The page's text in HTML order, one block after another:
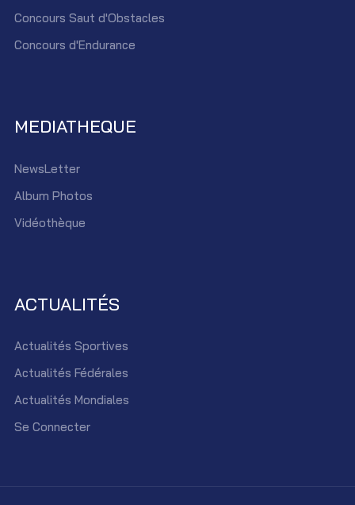
Concours Saut d'Obstacles
Concours d'Endurance
MEDIATHEQUE
NewsLetter
Album Photos
Vidéothèque
ACTUALITÉS
Actualités Sportives
Actualités Fédérales
Actualités Mondiales
Se Connecter